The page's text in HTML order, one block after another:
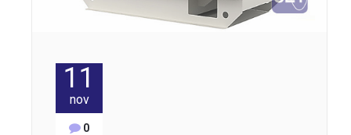
11
nov
0